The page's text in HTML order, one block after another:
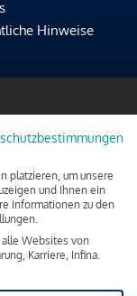
Hinweise
platzieren, um unsere
und Ihnen ein
Informationen zu den
Websites von
Karriere, Infina.